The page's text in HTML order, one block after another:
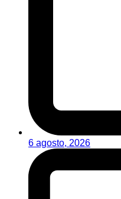
6 agosto, 2026